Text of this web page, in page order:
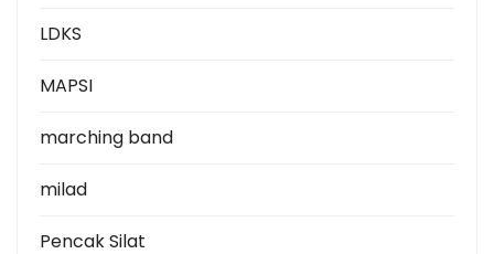
LDKS
MAPSI
marching band
milad
Pencak Silat